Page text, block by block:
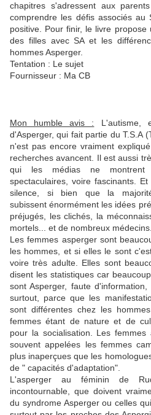
chapitres s'adressent aux
comprendre les défis associés
positive. Pour finir, le livre
des filles avec SA et les
hommes Asperger.
Tentation : Le sujet
Fournisseur : Ma CB
Mon humble avis : L'autisme,
d'Asperger, qui fait partie du T.S.A
n'est pas encore vraiment
recherches avancent. Il est aussi
qui les médias ne montrent
spectaculaires, voire fascinants.
silence, si bien que la
subissent énormément les idées
préjugés, les clichés, la
mortels... et de nombreux médecins.
Les femmes asperger sont
les hommes, et si elles le sont
voire très adulte. Elles sont
disent les statistiques car
sont Asperger, faute
surtout, parce que les
sont différentes chez les
femmes étant de nature et de
pour la socialisation. Les
souvent appelées les femmes
plus inaperçues que les
de " capacités d'adaptation".
L'asperger au féminin de
incontournable, que doivent
du syndrome Asperger ou celles